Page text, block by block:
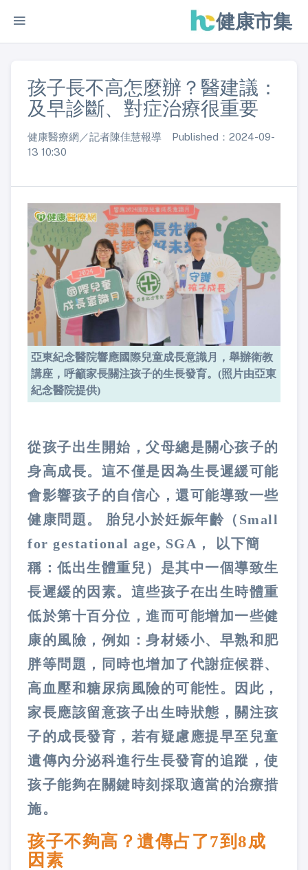
健康市集
孩子長不高怎麼辦？醫建議：
及早診斷、對症治療很重要
健康醫療網／記者陳佳慧報導 Published：2024-09-
13 10:30
亞東紀念醫院響應國際兒童成長意識月，舉辦衛教
講座，呼籲家長關注孩子的生長發育。(照片由亞東
紀念醫院提供)
從孩子出生開始，父母總是關心孩子的
身高成長。這不僅是因為生長遲緩可能
會影響孩子的自信心，還可能導致一些
健康問題。 胎兒小於妊娠年齡（Small
for gestational age, SGA， 以下簡
稱：低出生體重兒）是其中一個導致生
長遲緩的因素。這些孩子在出生時體重
低於第十百分位，進而可能增加一些健
康的風險，例如：身材矮小、早熟和肥
胖等問題，同時也增加了代謝症候群、
高血壓和糖尿病風險的可能性。因此，
家長應該留意孩子出生時狀態，關注孩
子的成長發育，若有疑慮應提早至兒童
遺傳內分泌科進行生長發育的追蹤，使
孩子能夠在關鍵時刻採取適當的治療措
施。
孩子不夠高？遺傳占了7到8成
因素